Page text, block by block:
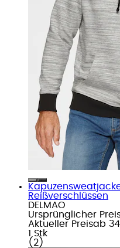
Reißverschlüssen
DELMAO
Ursprünglicher
Aktueller Preisab
1 Stk
( 2 )